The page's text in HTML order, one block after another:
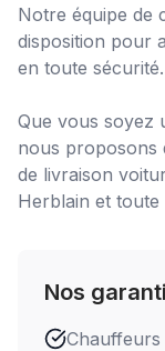
Notre équipe de
disposition pour
en toute sécurité.
Que vous soyez
nous proposons
de livraison
Herblain et toute
Nos